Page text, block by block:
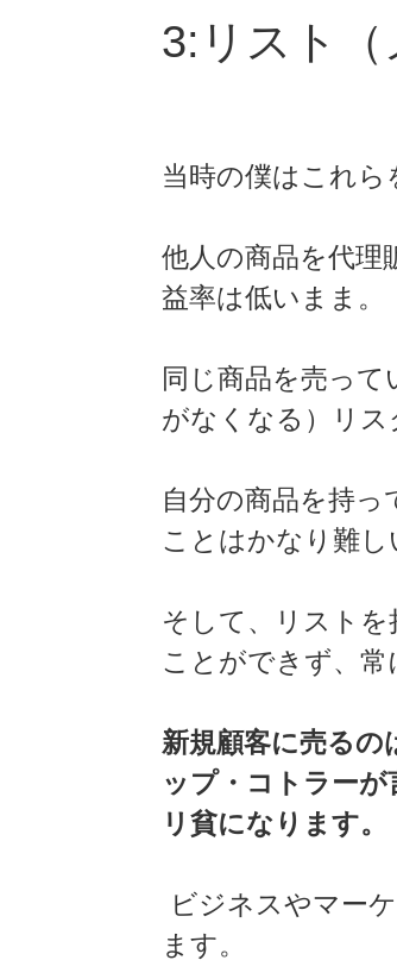
3:リスト
当時の僕はこれら
他人の商品を代理
益率は低いまま。
同じ商品を売って
がなくなる）リス
自分の商品を持
ことはかなり難し
そして、リスト
ことができず、常
新規顧客に売るの
ップ・コトラー
リ貧になります。
ビジネスやマー
ます。